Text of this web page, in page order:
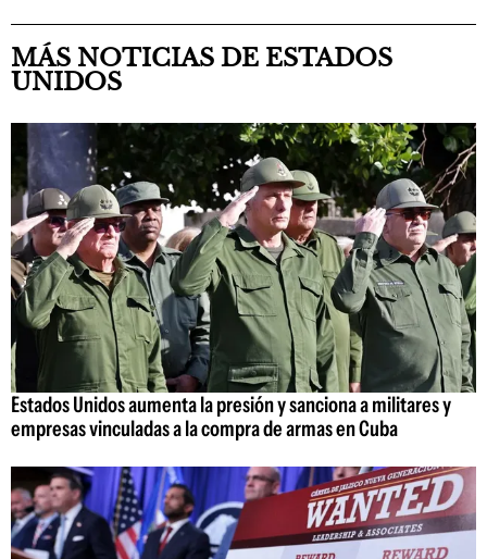
MÁS NOTICIAS DE ESTADOS
UNIDOS
Estados Unidos aumenta la presión y sanciona a militares y
empresas vinculadas a la compra de armas en Cuba